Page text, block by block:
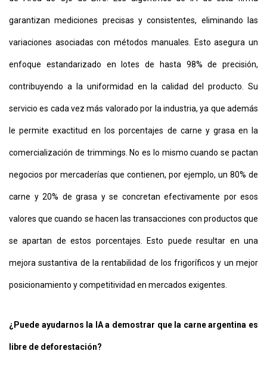
garantizan mediciones precisas y consistentes, eliminando las
variaciones asociadas con métodos manuales. Esto asegura un
enfoque estandarizado en lotes de hasta 98% de precisión,
contribuyendo a la uniformidad en la calidad del producto. Su
servicio es cada vez más valorado por la industria, ya que además
le permite exactitud en los porcentajes de carne y grasa en la
comercialización de trimmings. No es lo mismo cuando se pactan
negocios por mercaderías que contienen, por ejemplo, un 80% de
carne y 20% de grasa y se concretan efectivamente por esos
valores que cuando se hacen las transacciones con productos que
se apartan de estos porcentajes. Esto puede resultar en una
mejora sustantiva de la rentabilidad de los frigoríficos y un mejor
posicionamiento y competitividad en mercados exigentes.
¿Puede ayudarnos la IA a demostrar que la carne argentina es
libre de deforestación?